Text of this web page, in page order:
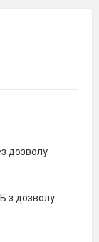
дозволу
з дозволу